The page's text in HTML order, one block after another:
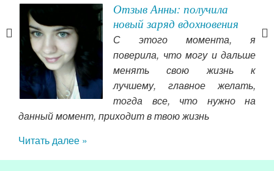
Отзыв Анны: получила
новый заряд вдохновения
С этого момента, я
поверила, что могу и дальше
менять свою жизнь к
лучшему, главное желать,
тогда все, что нужно на
данный момент, приходит в твою жизнь
Читать далее »